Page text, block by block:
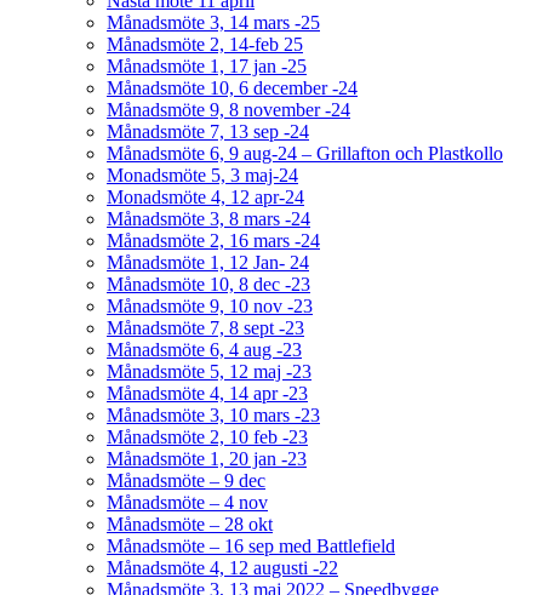
Månadsmöte 3, 14 mars -25
Månadsmöte 2, 14-feb 25
Månadsmöte 1, 17 jan -25
Månadsmöte 10, 6 december -24
Månadsmöte 9, 8 november -24
Månadsmöte 7, 13 sep -24
Månadsmöte 6, 9 aug-24 – Grillafton och Plastkollo
Monadsmöte 5, 3 maj-24
Monadsmöte 4, 12 apr-24
Månadsmöte 3, 8 mars -24
Månadsmöte 2, 16 mars -24
Månadsmöte 1, 12 Jan- 24
Månadsmöte 10, 8 dec -23
Månadsmöte 9, 10 nov -23
Månadsmöte 7, 8 sept -23
Månadsmöte 6, 4 aug -23
Månadsmöte 5, 12 maj -23
Månadsmöte 4, 14 apr -23
Månadsmöte 3, 10 mars -23
Månadsmöte 2, 10 feb -23
Månadsmöte 1, 20 jan -23
Månadsmöte – 9 dec
Månadsmöte – 4 nov
Månadsmöte – 28 okt
Månadsmöte – 16 sep med Battlefield
Månadsmöte 4, 12 augusti -22
Månadsmöte 3, 13 maj 2022 – Speedbygge